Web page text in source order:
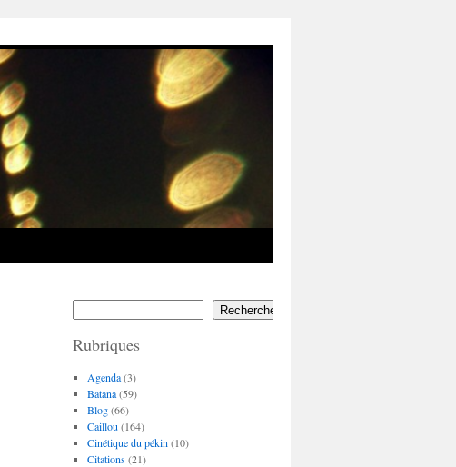
Rechercher
Rubriques
Agenda(3)
Batana(59)
Blog(66)
Caillou (164)
Cinétique du pékin (10)
Citations(21)